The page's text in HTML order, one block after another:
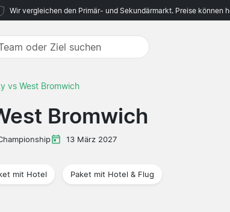
Wir vergleichen den Primär- und Sekundärmarkt. Preise können
vs West Bromwich
Bromwich
13 März 2027
mit Hotel Paket mit Hotel & Flug